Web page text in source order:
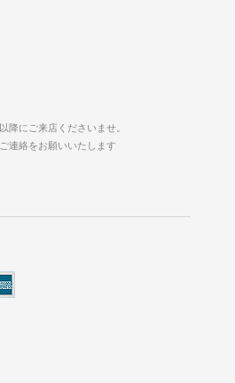
降にご来店くださいませ。
連絡をお願いいたします